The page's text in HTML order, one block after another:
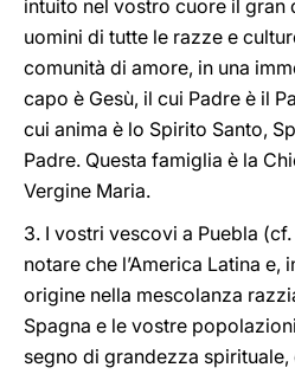
intuito nel vostro cuore il gran
uomini di tutte le razze e
comunità di amore, in una
capo è Gesù, il cui Padre è il
cui anima è lo Spirito Santo,
Padre. Questa famiglia è la
Vergine Maria.
3. I vostri vescovi a Puebla (cf.
notare che l’America Latina e,
origine nella mescolanza
Spagna e le vostre
segno di grandezza